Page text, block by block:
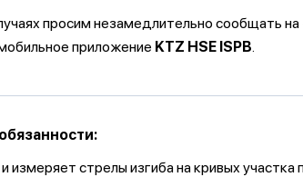
просим незамедлительно сообщать
приложение KTZ HSE ISPB.
измеряет стрелы изгиба на кривых